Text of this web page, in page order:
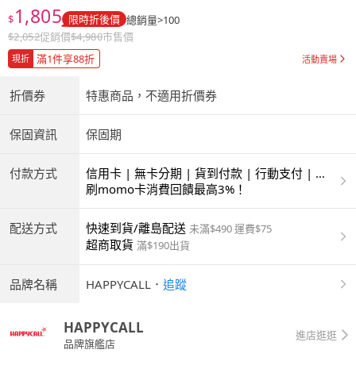
$1,805 限時折後價 總銷量>100
$2,052促銷價$4,980市售價
現折 滿1件享88折 活動賣場
折價券 特惠商品，不適用折價券
保固資訊 保固期
付款方式
信用卡 | 無卡分期 | 貨到付款 | 行動支付 | 超
商付款 | ATM | 銀聯卡
刷momo卡消費回饋最高3%！
配送方式 快速到貨/離島配送 未滿$490 運費$75
超商取貨 滿$190出貨
品牌名稱 HAPPYCALL ． 追蹤
HAPPYCALL
品牌旗艦店
進店逛逛